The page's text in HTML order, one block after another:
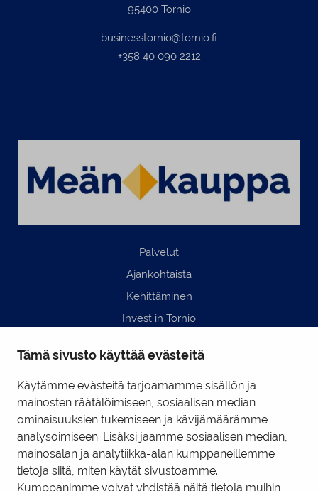
Tämä sivusto käyttää evästeitä
Käytämme evästeitä tarjoamamme sisällön ja
mainosten räätälöimiseen, sosiaalisen median
ominaisuuksien tukemiseen ja kävijämäärämme
analysoimiseen. Lisäksi jaamme sosiaalisen median,
mainosalan ja analytiikka-alan kumppaneillemme
tietoja siitä, miten käytät sivustoamme.
Kumppanimme voivat yhdistää näitä tietoja muihin
95400 Tornio
businesstornio@tornio.fi
+358 40 090 2212
Palvelut
Ajankohtaista
Kehittäminen
Invest in Tornio
Yhteystiedot
Hyödyllisiä linkkejä
Business Tornio Facebook
Business Tornio LinkedIn